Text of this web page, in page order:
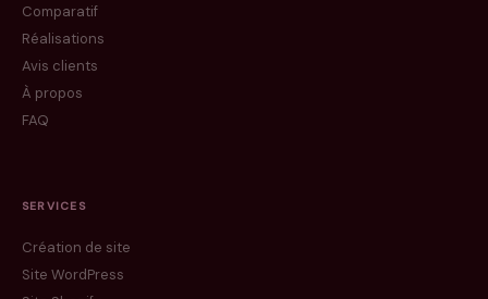
Comparatif
Réalisations
Avis clients
À propos
FAQ
SERVICES
Création de site
Site WordPress